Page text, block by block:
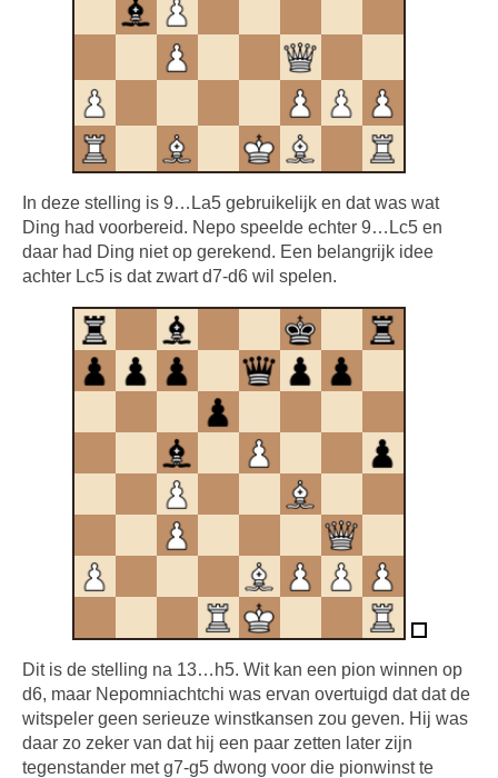
In deze stelling is 9…La5 gebruikelijk en dat was wat
Ding had voorbereid. Nepo speelde echter 9…Lc5 en
daar had Ding niet op gerekend. Een belangrijk idee
achter Lc5 is dat zwart d7-d6 wil spelen.
Dit is de stelling na 13…h5. Wit kan een pion winnen op
d6, maar Nepomniachtchi was ervan overtuigd dat dat de
witspeler geen serieuze winstkansen zou geven. Hij was
daar zo zeker van dat hij een paar zetten later zijn
tegenstander met g7-g5 dwong voor die pionwinst te